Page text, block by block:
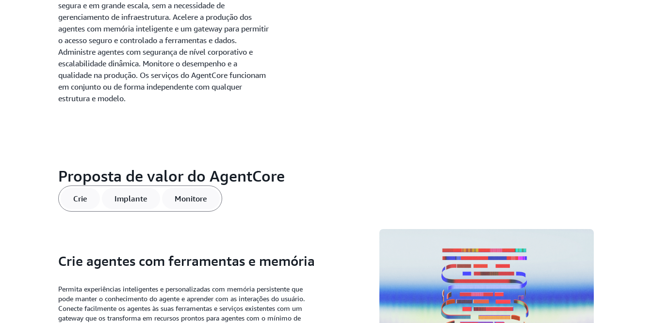
segura e em grande escala, sem a necessidade de
gerenciamento de infraestrutura. Acelere a produção dos
agentes com memória inteligente e um gateway para permitir
o acesso seguro e controlado a ferramentas e dados.
Administre agentes com segurança de nível corporativo e
escalabilidade dinâmica. Monitore o desempenho e a
qualidade na produção. Os serviços do AgentCore funcionam
em conjunto ou de forma independente com qualquer
estrutura e modelo.
Proposta de valor do AgentCore
Crie Implante Monitore
Crie agentes com ferramentas e memória
Permita experiências inteligentes e personalizadas com memória persistente que
pode manter o conhecimento do agente e aprender com as interações do usuário.
Conecte facilmente os agentes às suas ferramentas e serviços existentes com um
gateway que os transforma em recursos prontos para agentes com o mínimo de